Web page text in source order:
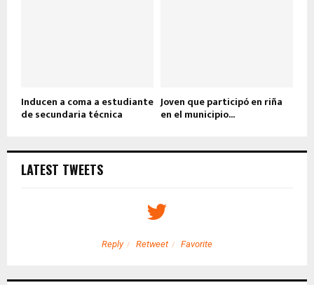
Inducen a coma a estudiante
de secundaria técnica
Joven que participó en riña
en el municipio...
LATEST TWEETS
Reply Retweet Favorite